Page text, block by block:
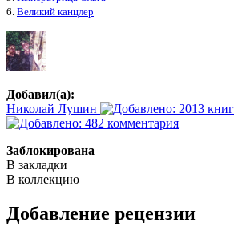
6. Великий канцлер
Добавил(а):
Николай Лушин
Заблокирована
В закладки
В коллекцию
Добавление рецензии